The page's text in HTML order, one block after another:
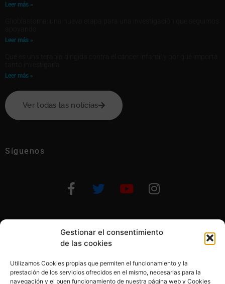
Gestionar el consentimiento
de las cookies
Utilizamos Cookies propias que permiten el funcionamiento y la
prestación de los servicios ofrecidos en el mismo, necesarias para la
navegación y el buen funcionamiento de nuestra página web y Cookies
Leer más »
Leer más »
Leer más »
Ver todas las notícias
Síguenos
Otras formas de ayudar